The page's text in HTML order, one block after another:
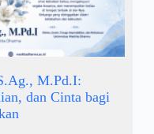
M.Pd.I:
dan Cinta bagi